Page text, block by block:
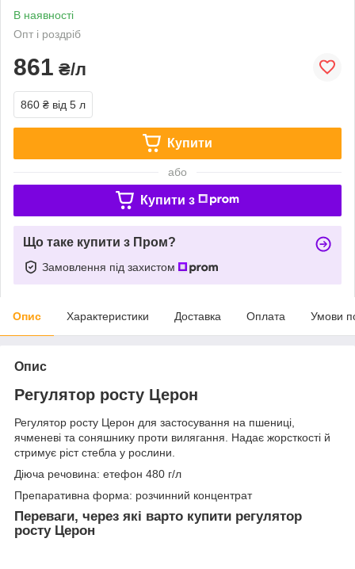
В наявності
Опт і роздріб
861 ₴/л
860 ₴ від 5 л
Купити
або
Купити з
Що таке купити з Пром?
Замовлення під захистом
Опис Характеристики Доставка Оплата Умови
Опис
Регулятор росту Церон
Регулятор росту Церон для застосування на пшениці,
ячменеві та соняшнику проти вилягання. Надає жорсткості й
стримує ріст стебла у рослини.
Діюча речовина: етефон 480 г/л
Препаративна форма: розчинний концентрат
Переваги, через які варто купити регулятор
росту Церон